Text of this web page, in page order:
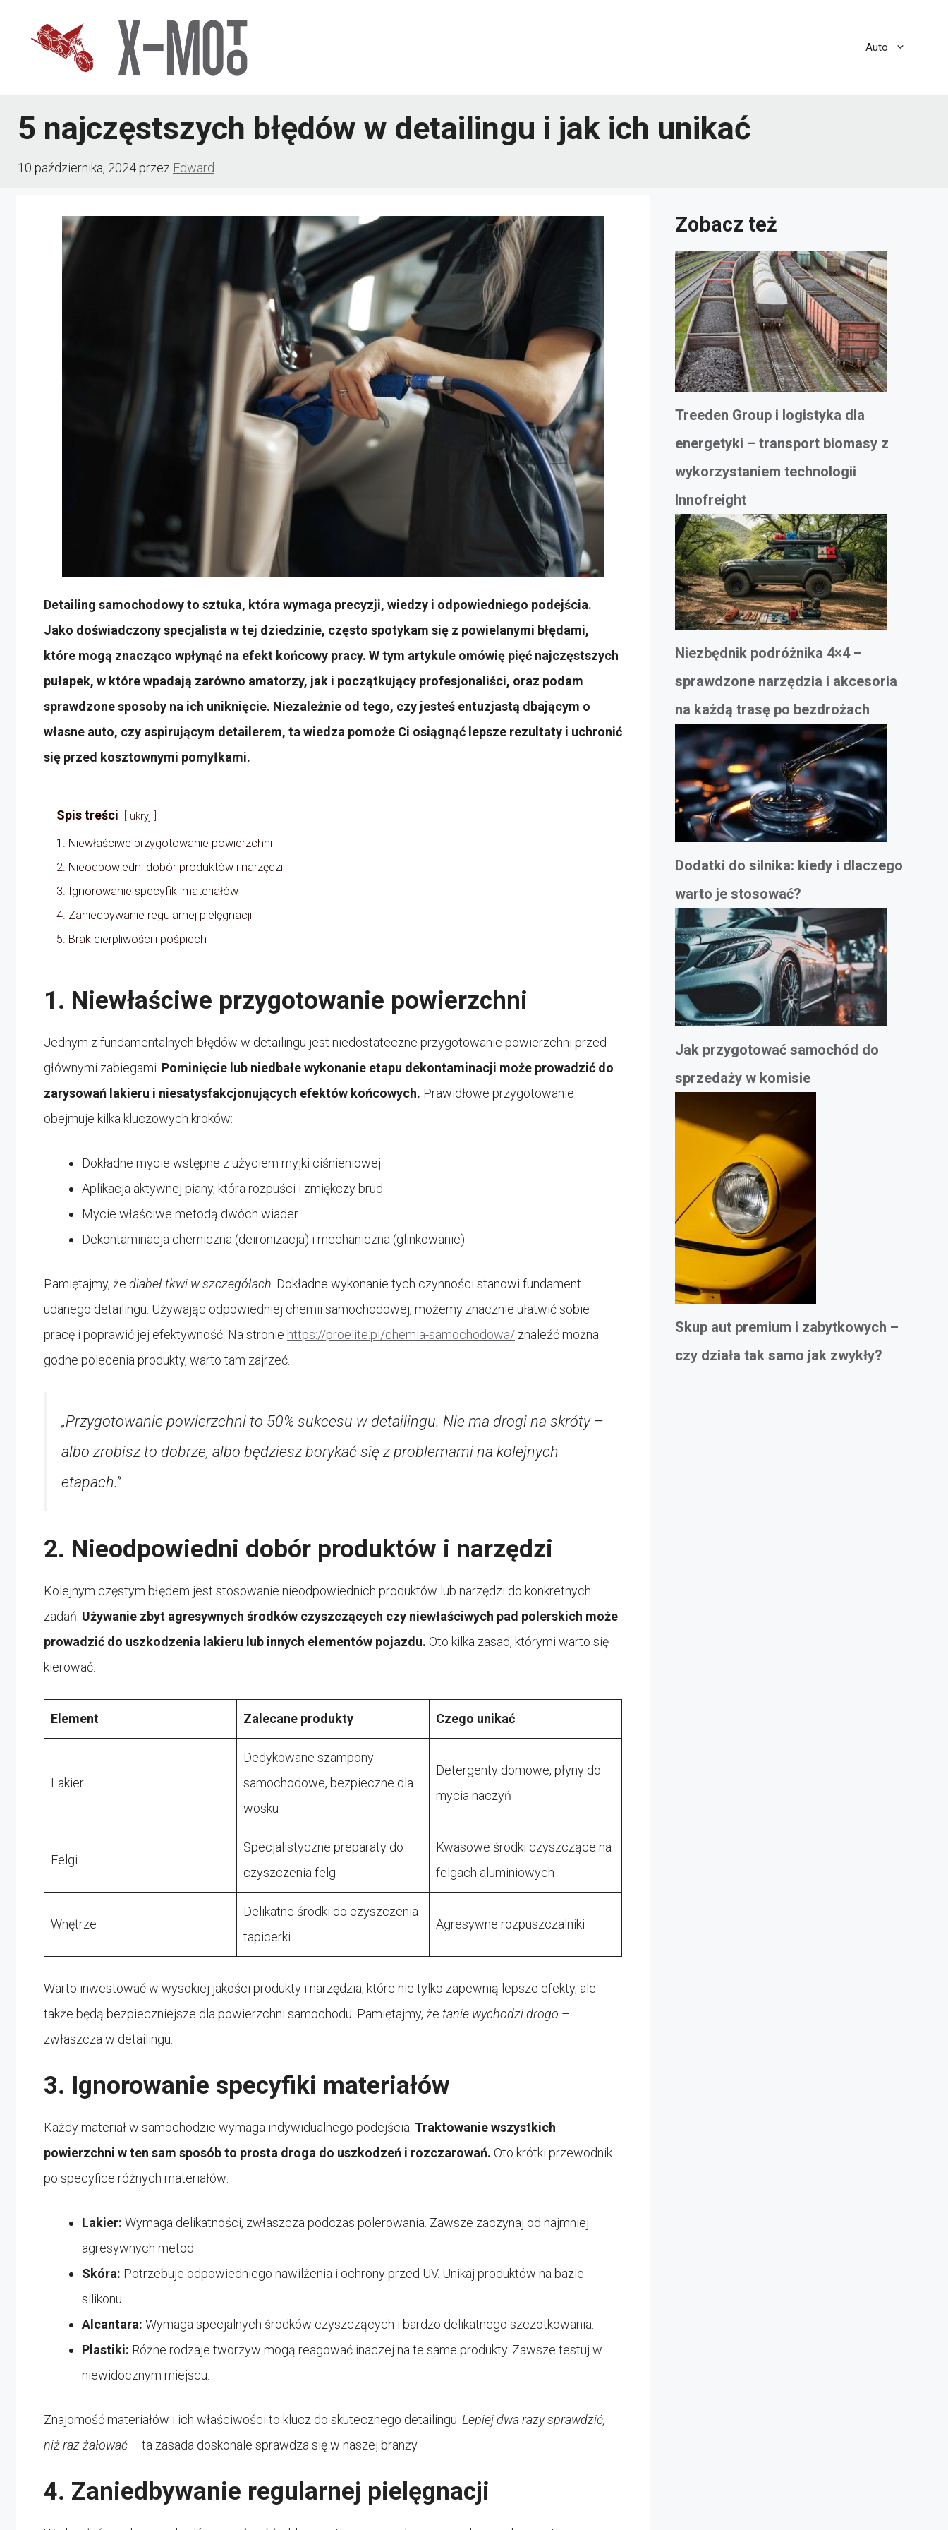
Auto
5 najczęstszych błędów w detailingu i jak ich unikać
10 października, 2024przez Edward
Detailing samochodowy to sztuka, która wymaga precyzji, wiedzy i odpowiedniego podejścia.
Jako doświadczony specjalista w tej dziedzinie, często spotykam się z powielanymi błędami,
które mogą znacząco wpłynąć na efekt końcowy pracy. W tym artykule omówię pięć najczęstszych
pułapek, w które wpadają zarówno amatorzy, jak i początkujący profesjonaliści, oraz podam
sprawdzone sposoby na ich uniknięcie. Niezależnie od tego, czy jesteś entuzjastą dbającym o
własne auto, czy aspirującym detailerem, ta wiedza pomoże Ci osiągnąć lepsze rezultaty i uchronić
się przed kosztownymi pomyłkami.
Spis treści ukryj
1. Niewłaściwe przygotowanie powierzchni
2. Nieodpowiedni dobór produktów i narzędzi
3. Ignorowanie specyfiki materiałów
4. Zaniedbywanie regularnej pielęgnacji
5. Brak cierpliwości i pośpiech
1. Niewłaściwe przygotowanie powierzchni
Jednym z fundamentalnych błędów w detailingu jest niedostateczne przygotowanie powierzchni przed
głównymi zabiegami. Pominięcie lub niedbałe wykonanie etapu dekontaminacji może prowadzić do
zarysowań lakieru i niesatysfakcjonujących efektów końcowych. Prawidłowe przygotowanie
obejmuje kilka kluczowych kroków:
Dokładne mycie wstępne z użyciem myjki ciśnieniowej
Aplikacja aktywnej piany, która rozpuści i zmiękczy brud
Mycie właściwe metodą dwóch wiader
Dekontaminacja chemiczna (deironizacja) i mechaniczna (glinkowanie)
Pamiętajmy, że diabeł tkwi w szczegółach. Dokładne wykonanie tych czynności stanowi fundament
udanego detailingu. Używając odpowiedniej chemii samochodowej, możemy znacznie ułatwić sobie
pracę i poprawić jej efektywność. Na stronie https://proelite.pl/chemia-samochodowa/ znaleźć można
godne polecenia produkty, warto tam zajrzeć.
„Przygotowanie powierzchni to 50% sukcesu w detailingu. Nie ma drogi na skróty –
albo zrobisz to dobrze, albo będziesz borykać się z problemami na kolejnych
etapach.”
2. Nieodpowiedni dobór produktów i narzędzi
Kolejnym częstym błędem jest stosowanie nieodpowiednich produktów lub narzędzi do konkretnych
zadań. Używanie zbyt agresywnych środków czyszczących czy niewłaściwych pad polerskich może
prowadzić do uszkodzenia lakieru lub innych elementów pojazdu. Oto kilka zasad, którymi warto się
kierować:
Element Zalecane produkty Czego unikać
Lakier
Dedykowane szampony
samochodowe, bezpieczne dla
wosku
Detergenty domowe, płyny do
mycia naczyń
Felgi
Specjalistyczne preparaty do
czyszczenia felg
Kwasowe środki czyszczące na
felgach aluminiowych
Wnętrze
Delikatne środki do czyszczenia
tapicerki
Agresywne rozpuszczalniki
Warto inwestować w wysokiej jakości produkty i narzędzia, które nie tylko zapewnią lepsze efekty, ale
także będą bezpieczniejsze dla powierzchni samochodu. Pamiętajmy, że tanie wychodzi drogo –
zwłaszcza w detailingu.
3. Ignorowanie specyfiki materiałów
Każdy materiał w samochodzie wymaga indywidualnego podejścia. Traktowanie wszystkich
powierzchni w ten sam sposób to prosta droga do uszkodzeń i rozczarowań. Oto krótki przewodnik
po specyfice różnych materiałów:
Lakier: Wymaga delikatności, zwłaszcza podczas polerowania. Zawsze zaczynaj od najmniej
agresywnych metod.
Skóra: Potrzebuje odpowiedniego nawilżenia i ochrony przed UV. Unikaj produktów na bazie
silikonu.
Alcantara: Wymaga specjalnych środków czyszczących i bardzo delikatnego szczotkowania.
Plastiki: Różne rodzaje tworzyw mogą reagować inaczej na te same produkty. Zawsze testuj w
niewidocznym miejscu.
Znajomość materiałów i ich właściwości to klucz do skutecznego detailingu. Lepiej dwa razy sprawdzić,
niż raz żałować – ta zasada doskonale sprawdza się w naszej branży.
4. Zaniedbywanie regularnej pielęgnacji
Zobacz też
Treeden Group i logistyka dla
energetyki – transport biomasy z
wykorzystaniem technologii
Innofreight
Niezbędnik podróżnika 4×4 –
sprawdzone narzędzia i akcesoria
na każdą trasę po bezdrożach
Dodatki do silnika: kiedy i dlaczego
warto je stosować?
Jak przygotować samochód do
sprzedaży w komisie
Skup aut premium i zabytkowych –
czy działa tak samo jak zwykły?